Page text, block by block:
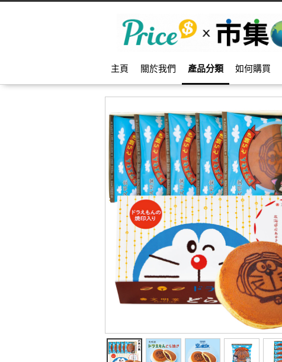
主頁 關於我們 產品分類 如何購買